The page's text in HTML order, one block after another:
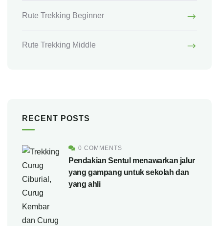
Rute Trekking Beginner
Rute Trekking Middle
RECENT POSTS
0 COMMENTS
Pendakian Sentul menawarkan jalur
yang gampang untuk sekolah dan
yang ahli